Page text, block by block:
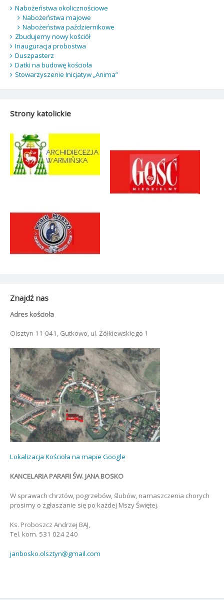
Nabożeństwa okolicznościowe
Nabożeństwa majowe
Nabożeństwa październikowe
Zbudujemy nowy kościół
Inauguracja probostwa
Duszpasterz
Datki na budowę kościoła
Stowarzyszenie Inicjatyw „Anima”
Strony katolickie
Znajdź nas
Adres kościoła
Olsztyn 11-041, Gutkowo, ul. Żółkiewskiego 1
Lokalizacja Kościoła na mapie Google
KANCELARIA PARAFII ŚW. JANA BOSKO
W sprawach chrztów, pogrzebów, ślubów, namaszczenia chorych
prosimy o zgłaszanie się po każdej Mszy Świętej.
Ks. Proboszcz Andrzej BAJ,
Tel. kom. 531 024 240
janbosko.olsztyn@gmail.com